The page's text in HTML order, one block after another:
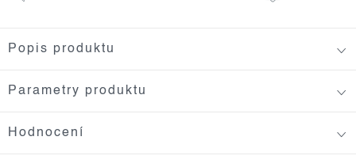
Popis produktu
Parametry produktu
Hodnocení